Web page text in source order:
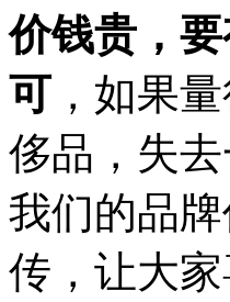
价钱贵，
可，如果
侈品，失
我们的品
传，让大